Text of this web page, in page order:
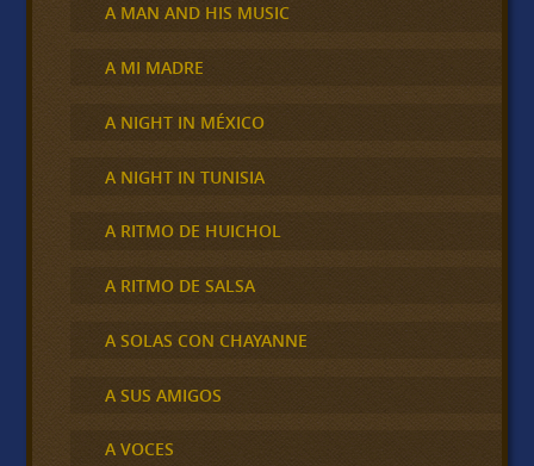
A MAN AND HIS MUSIC
A MI MADRE
A NIGHT IN MÉXICO
A NIGHT IN TUNISIA
A RITMO DE HUICHOL
A RITMO DE SALSA
A SOLAS CON CHAYANNE
A SUS AMIGOS
A VOCES